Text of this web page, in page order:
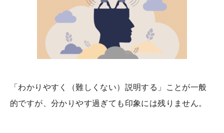
「わかりやすく（難しくない）説明する」ことが一般
的ですが、分かりやす過ぎても印象には残りません。